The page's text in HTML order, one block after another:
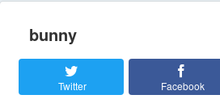
bunny
Twitter Facebook